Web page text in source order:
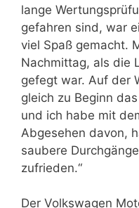
lange
gefahren sind, war
viel Spaß gemacht.
Nachmittag, als die
gefegt war. Auf der
gleich zu Beginn
und ich habe mit
Abgesehen davon,
saubere
zufrieden.“
Der Volkswagen